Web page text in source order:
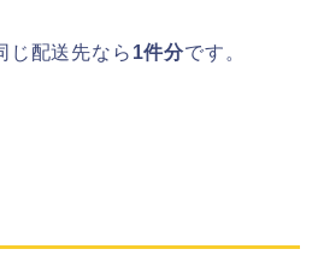
じ配送先なら 1件分です。